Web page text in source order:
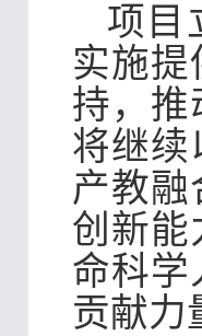
项目
实施
持，推
将继续
产教
创新能
命科学
贡献力